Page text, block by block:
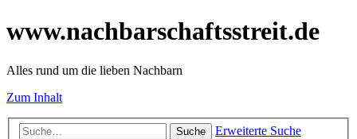
www.nachbarschaftsstreit.de
Alles rund um die lieben Nachbarn
Zum Inhalt
Suche Erweiterte Suche